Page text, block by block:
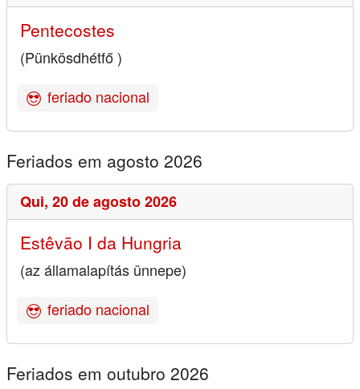
Pentecostes
(Pünkösdhétfő )
feriado nacional
Feriados em agosto 2026
Qui, 20 de agosto 2026
Estêvão I da Hungria
(az államalapítás ünnepe)
feriado nacional
Feriados em outubro 2026